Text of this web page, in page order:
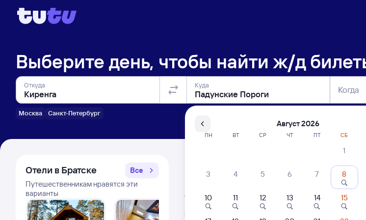
Выберите день, чтобы найти ж/д
Откуда
Москва Санкт-Петербург
Куда Когда
Отели в Братске
Все
Путешественникам нравятся эти
варианты
Расписание поездов Киренга —
Расписание поездов Падунские Пороги — Киренга
Открыта продажа билетов на 5 ноября. Отправление и
Тип вагона
Август 2026
ПН ВТ СР ЧТ ПТ СБ
1
3 4 5 6 7 8
10 11 12 13 14 15